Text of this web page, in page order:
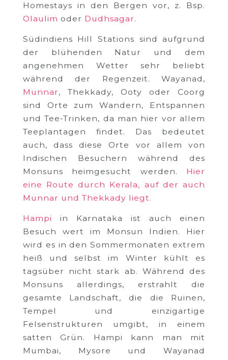
Homestays in den Bergen vor, z. Bsp.
Olaulim oder Dudhsagar.
Südindiens Hill Stations sind aufgrund
der blühenden Natur und dem
angenehmen Wetter sehr beliebt
während der Regenzeit. Wayanad,
Munnar, Thekkady, Ooty oder Coorg
sind Orte zum Wandern, Entspannen
und Tee-Trinken, da man hier vor allem
Teeplantagen findet. Das bedeutet
auch, dass diese Orte vor allem von
Indischen Besuchern während des
Monsuns heimgesucht werden. Hier
eine Route durch Kerala, auf der auch
Munnar und Thekkady liegt.
Hampi in Karnataka ist auch einen
Besuch wert im Monsun Indien. Hier
wird es in den Sommermonaten extrem
heiß und selbst im Winter kühlt es
tagsüber nicht stark ab. Während des
Monsuns allerdings, erstrahlt die
gesamte Landschaft, die die Ruinen,
Tempel und einzigartige
Felsenstrukturen umgibt, in einem
satten Grün. Hampi kann man mit
Mumbai, Mysore und Wayanad